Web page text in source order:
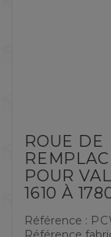
ROUE DE
POUR
1610 À
Référence :